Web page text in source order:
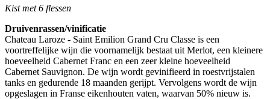
Kist met 6 flessen
Druivenrassen/vinificatie
Chateau Laroze - Saint Emilion Grand Cru Classe is een
voortreffelijke wijn die voornamelijk bestaat uit Merlot, een kleinere
hoeveelheid Cabernet Franc en een zeer kleine hoeveelheid
Cabernet Sauvignon. De wijn wordt gevinifieerd in roestvrijstalen
tanks en gedurende 18 maanden gerijpt. Vervolgens wordt de wijn
opgeslagen in Franse eikenhouten vaten, waarvan 50% nieuw is.